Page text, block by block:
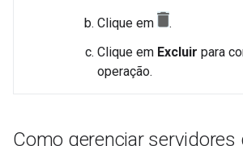
Clique em
.
Clique em Excluir para
operação.
Como gerenciar servidores